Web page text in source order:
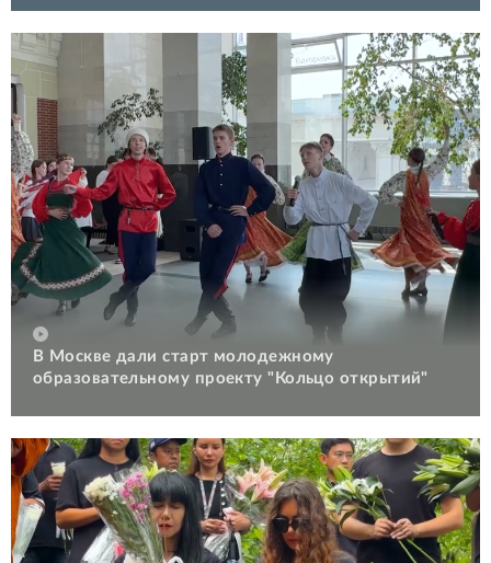
В Москве дали старт молодежному
образовательному проекту "Кольцо открытий"